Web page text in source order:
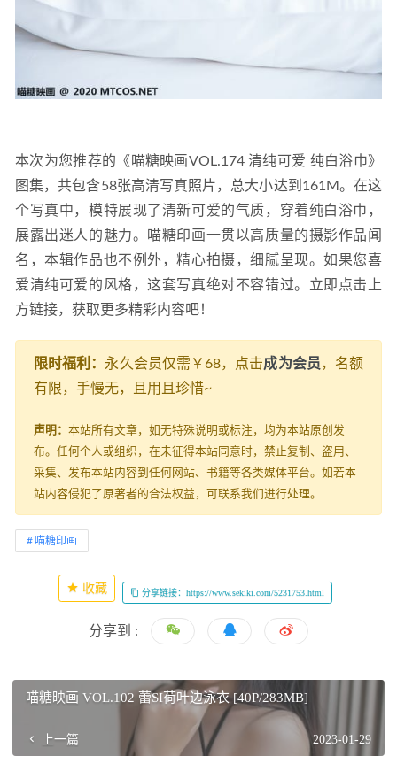
本次为您推荐的《喵糖映画VOL.174 清纯可爱 纯白浴巾》
图集，共包含58张高清写真照片，总大小达到161M。在这
个写真中，模特展现了清新可爱的气质，穿着纯白浴巾，
展露出迷人的魅力。喵糖印画一贯以高质量的摄影作品闻
名，本辑作品也不例外，精心拍摄，细腻呈现。如果您喜
爱清纯可爱的风格，这套写真绝对不容错过。立即点击上
方链接，获取更多精彩内容吧！
限时福利： 永久会员仅需￥68，点击成为会员，名额
有限，手慢无，且用且珍惜~
声明： 本站所有文章，如无特殊说明或标注，均为本站原创发
布。任何个人或组织，在未征得本站同意时，禁止复制、盗用、
采集、发布本站内容到任何网站、书籍等各类媒体平台。如若本
站内容侵犯了原著者的合法权益，可联系我们进行处理。
喵糖印画
收藏 分享链接：https://www.sekiki.com/5231753.html
分享到 :
喵糖映画 VOL.102 蕾SI荷叶边泳衣 [40P/283MB]
上一篇 2023-01-29